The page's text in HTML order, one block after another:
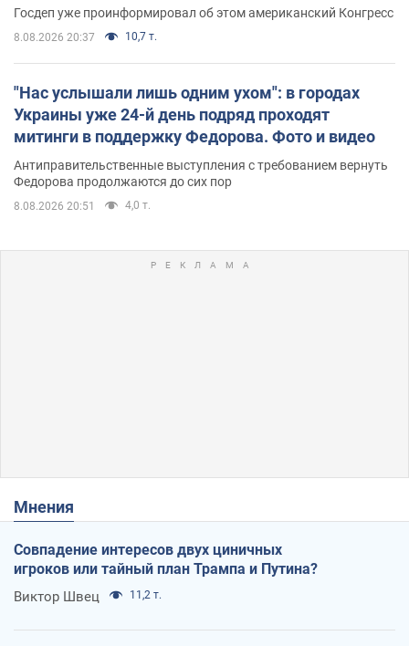
Госдеп уже проинформировал об этом американский Конгресс
8.08.2026 20:37 10,7 т.
"Нас услышали лишь одним ухом": в городах
Украины уже 24-й день подряд проходят
митинги в поддержку Федорова. Фото и видео
Антиправительственные выступления с требованием вернуть
Федорова продолжаются до сих пор
8.08.2026 20:51 4,0 т.
Мнения
Совпадение интересов двух циничных
игроков или тайный план Трампа и Путина?
Виктор Швец 11,2 т.